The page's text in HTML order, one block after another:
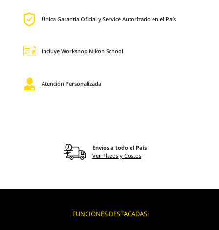
Única Garantia Oficial y Service Autorizado en el País
Incluye Workshop Nikon School
Atención Personalizada
Envios a todo el País
Ver Plazos y Costos
FUNCIONES DESTACADAS